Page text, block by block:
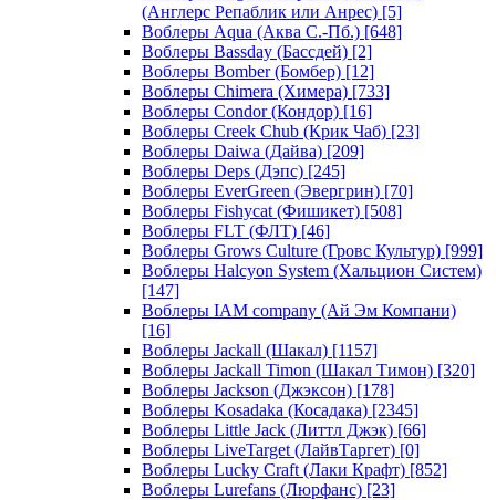
(Англерс Репаблик или Анрес) [5]
Воблеры Aqua (Аква С.-Пб.) [648]
Воблеры Bassday (Бассдей) [2]
Воблеры Bomber (Бомбер) [12]
Воблеры Chimera (Химера) [733]
Воблеры Condor (Кондор) [16]
Воблеры Creek Chub (Крик Чаб) [23]
Воблеры Daiwa (Дайва) [209]
Воблеры Deps (Дэпс) [245]
Воблеры EverGreen (Эвергрин) [70]
Воблеры Fishycat (Фишикет) [508]
Воблеры FLT (ФЛТ) [46]
Воблеры Grows Culture (Гровс Культур) [999]
Воблеры Halcyon System (Хальцион Систем)
[147]
Воблеры IAM company (Ай Эм Компани)
[16]
Воблеры Jackall (Шакал) [1157]
Воблеры Jackall Timon (Шакал Тимон) [320]
Воблеры Jackson (Джэксон) [178]
Воблеры Kosadaka (Косадака) [2345]
Воблеры Little Jack (Литтл Джэк) [66]
Воблеры LiveTarget (ЛайвТаргет) [0]
Воблеры Lucky Craft (Лаки Крафт) [852]
Воблеры Lurefans (Люрфанс) [23]